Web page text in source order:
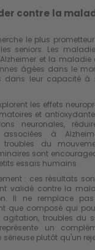
contre la
le plus
seniors. Les
et la maladie
âgées dans le
dans leur capacité à
les effets
et
neuronales,
à
du
sont
essais humains.
: ces résultats
validé contre la
Il ne remplace
que composé qui
troubles du
un
plutôt qu'un